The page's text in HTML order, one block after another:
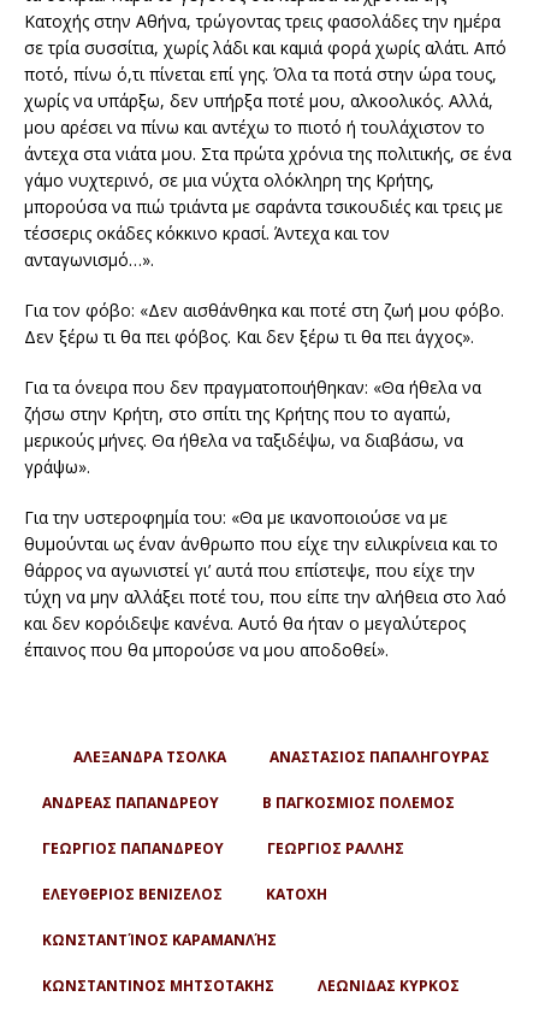
Κατοχής στην Αθήνα, τρώγοντας τρεις φασολάδες την ημέρα
σε τρία συσσίτια, χωρίς λάδι και καμιά φορά χωρίς αλάτι. Από
ποτό, πίνω ό,τι πίνεται επί γης. Όλα τα ποτά στην ώρα τους,
χωρίς να υπάρξω, δεν υπήρξα ποτέ μου, αλκοολικός. Αλλά,
μου αρέσει να πίνω και αντέχω το πιοτό ή τουλάχιστον το
άντεχα στα νιάτα μου. Στα πρώτα χρόνια της πολιτικής, σε ένα
γάμο νυχτερινό, σε μια νύχτα ολόκληρη της Κρήτης,
μπορούσα να πιώ τριάντα με σαράντα τσικουδιές και τρεις με
τέσσερις οκάδες κόκκινο κρασί. Άντεχα και τον
ανταγωνισμό…».
Για τον φόβο: «Δεν αισθάνθηκα και ποτέ στη ζωή μου φόβο.
Δεν ξέρω τι θα πει φόβος. Και δεν ξέρω τι θα πει άγχος».
Για τα όνειρα που δεν πραγματοποιήθηκαν: «Θα ήθελα να
ζήσω στην Κρήτη, στο σπίτι της Κρήτης που το αγαπώ,
μερικούς μήνες. Θα ήθελα να ταξιδέψω, να διαβάσω, να
γράψω».
Για την υστεροφημία του: «Θα με ικανοποιούσε να με
θυμούνται ως έναν άνθρωπο που είχε την ειλικρίνεια και το
θάρρος να αγωνιστεί γι’ αυτά που επίστεψε, που είχε την
τύχη να μην αλλάξει ποτέ του, που είπε την αλήθεια στο λαό
και δεν κορόιδεψε κανένα. Αυτό θα ήταν ο μεγαλύτερος
έπαινος που θα μπορούσε να μου αποδοθεί».
ΑΛΕΞΑΝΔΡΑ ΤΣΟΛΚΑ ΑΝΑΣΤΑΣΙΟΣ ΠΑΠΑΛΗΓΟΥΡΑΣ
ΑΝΔΡΕΑΣ ΠΑΠΑΝΔΡΕΟΥ Β ΠΑΓΚΟΣΜΙΟΣ ΠΟΛΕΜΟΣ
ΓΕΩΡΓΙΟΣ ΠΑΠΑΝΔΡΕΟΥ ΓΕΩΡΓΙΟΣ ΡΑΛΛΗΣ
ΕΛΕΥΘΕΡΙΟΣ ΒΕΝΙΖΕΛΟΣ ΚΑΤΟΧΗ
ΚΩΝΣΤΑΝΤΊΝΟΣ ΚΑΡΑΜΑΝΛΉΣ
ΚΩΝΣΤΑΝΤΙΝΟΣ ΜΗΤΣΟΤΑΚΗΣ ΛΕΩΝΙΔΑΣ ΚΥΡΚΟΣ